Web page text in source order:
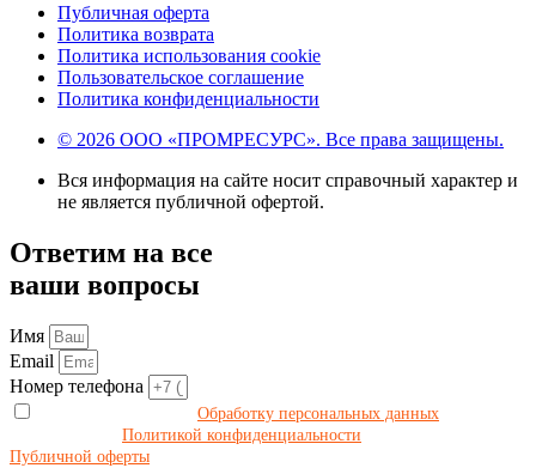
Публичная оферта
Политика возврата
Политика использования cookie
Пользовательское соглашение
Политика конфиденциальности
© 2026 ООО «ПРОМРЕСУРС». Все права защищены.
Вся информация на сайте носит справочный характер и
не является публичной офертой.
Ответим на все
ваши вопросы
Имя
Email
Номер телефона
Обработку персональных данных
Политикой конфиденциальности
Публичной оферты